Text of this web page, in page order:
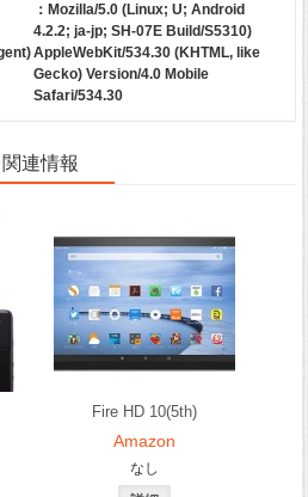
：Mozilla/5.0 (Linux; U; Android
4.2.2; ja-jp; SH-07E Build/S5310)
AppleWebKit/534.30 (KHTML, like
Gecko) Version/4.0 Mobile
Safari/534.30
関連情報
Fire HD 10(5th)
Amazon
なし